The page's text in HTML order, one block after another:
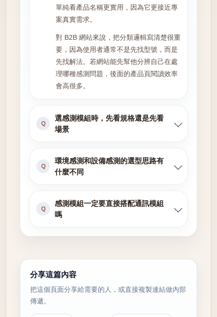
單純看產品名稱更實用，因為它更接近專
案真實需求。
對 B2B 網站來說，把分類邏輯寫清楚很重
要，因為使用者通常不是先找型號，而是
先找解法。若網站能先幫他分辨自己在處
理哪種感測問題，後面的產品頁閱讀效率
會高很多。
Q
選感測模組時，先看規格還是先看
場景
Q
環境感測和設備感測的選型思路有
什麼不同
Q
感測模組一定要直接搭配通訊模組
嗎
分享這篇內容
把這個頁面分享給需要的人，或直接複製連結做內部
傳遞。